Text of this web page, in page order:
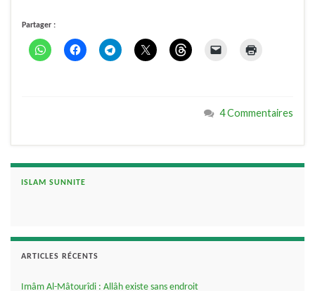
Partager :
4 Commentaires
ISLAM SUNNITE
ARTICLES RÉCENTS
Imâm Al-Mâtourîdi : Allâh existe sans endroit